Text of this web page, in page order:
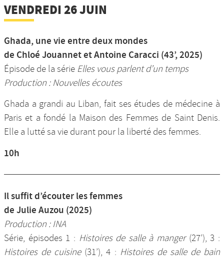
VENDREDI 26 JUIN
Ghada, une vie entre deux mondes
de Chloé Jouannet et Antoine Caracci (43’, 2025)
Épisode de la série Elles vous parlent d’un temps
Production : Nouvelles écoutes
Ghada a grandi au Liban, fait ses études de médecine à
Paris et a fondé la Maison des Femmes de Saint Denis.
Elle a lutté sa vie durant pour la liberté des femmes.
10h
Il suffit d’écouter les femmes
de Julie Auzou (2025)
Production : INA
Série, épisodes 1 : Histoires de salle à manger(27’), 3 :
Histoires de cuisine(31’), 4 : Histoires de salle de bain